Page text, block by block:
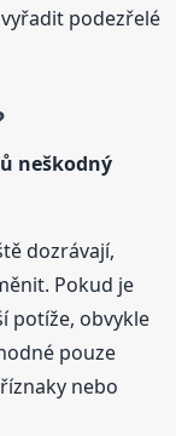
podezřelé
neškodný
dozrávají,
Pokud je
potíže, obvykle
pouze
nebo